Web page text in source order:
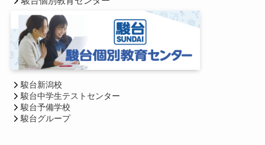
駿台新潟校
駿台中学生テストセンター
駿台予備学校
駿台グループ